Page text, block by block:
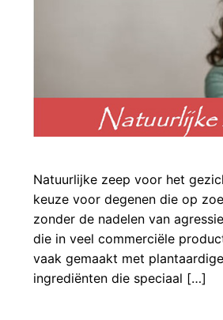
Natuurlijke zeep voor het
keuze voor degenen die op
zonder de nadelen van
die in veel commerciële
vaak gemaakt met
ingrediënten die speciaal […]